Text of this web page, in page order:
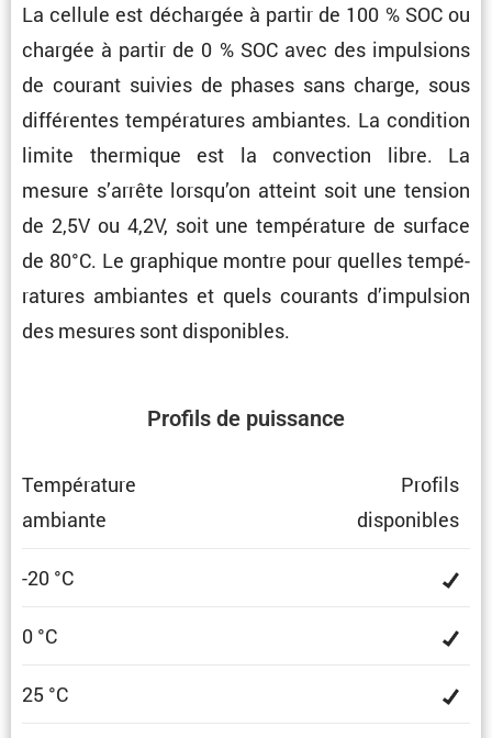
La cellule est déchargée à partir de 100 % SOC ou
chargée à partir de 0 % SOC avec des impul­sions
de courant suivies de phases sans charge, sous
diffé­rentes tempé­ra­tures ambiantes. La condi­tion
limite thermique est la convec­tion libre. La
mesure s’arrête lorsqu’on atteint soit une tension
de 2,5V ou 4,2V, soit une tempé­ra­ture de surface
de 80°C. Le graphique montre pour quelles tempé­
ra­tures ambiantes et quels courants d’impul­sion
des mesures sont disponibles.
Profils de puissance
Tempé­ra­ture
ambiante
Profils
dispo­nibles
-20 °C
0 °C
25 °C